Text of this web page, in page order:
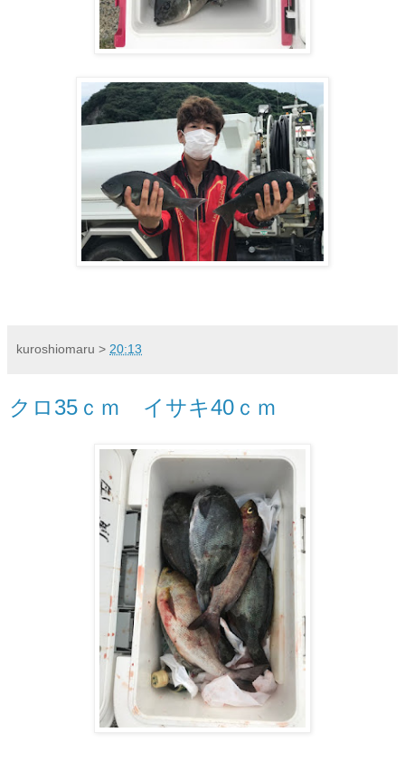
kuroshiomaru > 20:13
クロ35ｃｍ イサキ40ｃｍ